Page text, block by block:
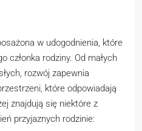
w udogodnienia, które
członka rodziny. Od małych
rozwój zapewnia
które odpowiadają
znajdują się niektóre z
przyjaznych rodzinie: